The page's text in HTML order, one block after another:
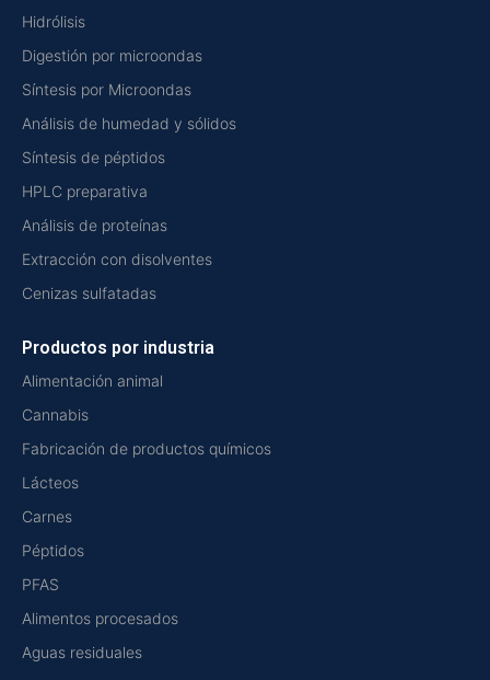
Hidrólisis
Digestión por microondas
Síntesis por Microondas
Análisis de humedad y sólidos
Síntesis de péptidos
HPLC preparativa
Análisis de proteínas
Extracción con disolventes
Cenizas sulfatadas
Productos por industria
Alimentación animal
Cannabis
Fabricación de productos químicos
Lácteos
Carnes
Péptidos
PFAS
Alimentos procesados
Aguas residuales